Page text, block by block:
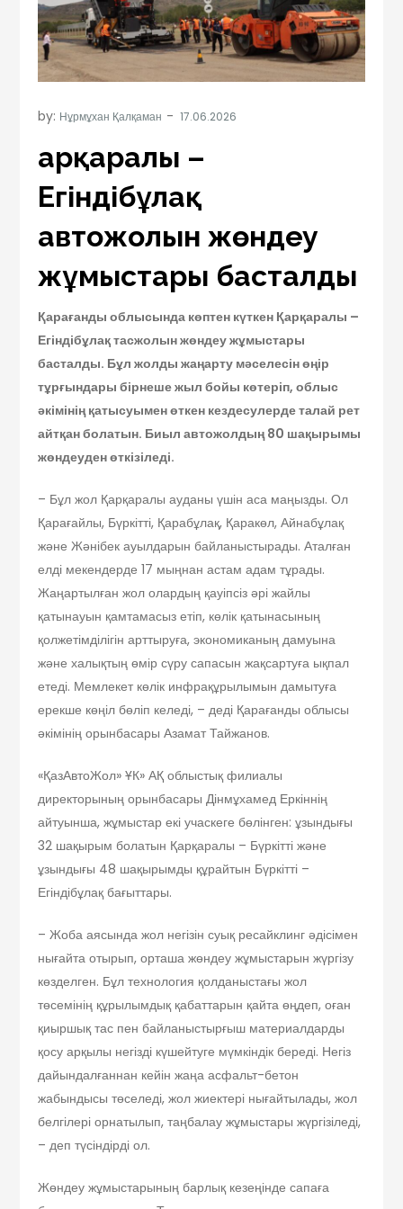
by: Нұрмұхан Қалқаман
Қарқаралы –
Егіндібұлақ
автожолын жөндеу
жұмыстары басталды
Қарағанды облысында көптен күткен Қарқаралы –
Егіндібұлақ тасжолын жөндеу жұмыстары
басталды. Бұл жолды жаңарту мәселесін өңір
тұрғындары бірнеше жыл бойы көтеріп, облыс
әкімінің қатысуымен өткен кездесулерде талай рет
айтқан болатын. Биыл автожолдың 80 шақырымы
жөндеуден өткізіледі.
– Бұл жол Қарқаралы ауданы үшін аса маңызды. Ол
Қарағайлы, Бүркітті, Қарабұлақ, Қаракөл, Айнабұлақ
және Жәнібек ауылдарын байланыстырады. Аталған
елді мекендерде 17 мыңнан астам адам тұрады.
Жаңартылған жол олардың қауіпсіз әрі жайлы
қатынауын қамтамасыз етіп, көлік қатынасының
қолжетімділігін арттыруға, экономиканың дамуына
және халықтың өмір сүру сапасын жақсартуға ықпал
етеді. Мемлекет көлік инфрақұрылымын дамытуға
ерекше көңіл бөліп келеді, – деді Қарағанды облысы
әкімінің орынбасары Азамат Тайжанов.
«ҚазАвтоЖол» ҰК» АҚ облыстық филиалы
директорының орынбасары Дінмұхамед Еркіннің
айтуынша, жұмыстар екі учаскеге бөлінген: ұзындығы
32 шақырым болатын Қарқаралы – Бүркітті және
ұзындығы 48 шақырымды құрайтын Бүркітті –
Егіндібұлақ бағыттары.
– Жоба аясында жол негізін суық ресайклинг әдісімен
нығайта отырып, орташа жөндеу жұмыстарын жүргізу
көзделген. Бұл технология қолданыстағы жол
төсемінің құрылымдық қабаттарын қайта өңдеп, оған
қиыршық тас пен байланыстырғыш материалдарды
қосу арқылы негізді күшейтуге мүмкіндік береді. Негіз
дайындалғаннан кейін жаңа асфальт-бетон
жабындысы төселеді, жол жиектері нығайтылады, жол
белгілері орнатылып, таңбалау жұмыстары жүргізіледі,
– деп түсіндірді ол.
Жөндеу жұмыстарының барлық кезеңінде сапаға